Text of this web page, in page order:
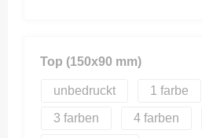
Top (150x90 mm)
unbedruckt 1
3 4